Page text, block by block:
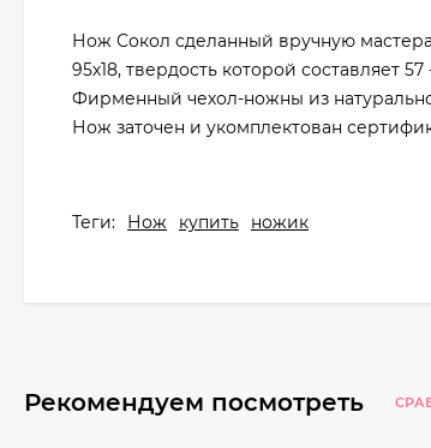
Нож Сокол сделанный вручную
95х18, твердость которой составляет
Фирменный чехол-ножны из
Нож заточен и укомплектован
Теги: Нож купить ножик
Рекомендуем посмотреть